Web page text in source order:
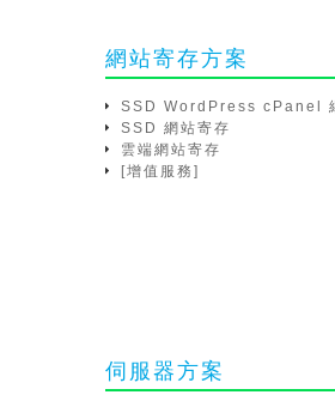
網站寄存方案
SSD WordPress cPanel
SSD 網站寄存
雲端網站寄存
[增值服務]
伺服器方案